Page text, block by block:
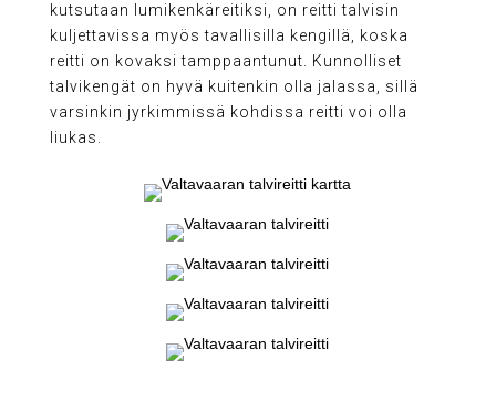
kutsutaan lumikenkäreitiksi, on reitti talvisin
kuljettavissa myös tavallisilla kengillä, koska
reitti on kovaksi tamppaantunut. Kunnolliset
talvikengät on hyvä kuitenkin olla jalassa, sillä
varsinkin jyrkimmissä kohdissa reitti voi olla
liukas.